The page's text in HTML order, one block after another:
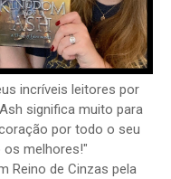
incríveis leitores por
significa muito para
por todo o seu
melhores!"
Reino de Cinzas pela